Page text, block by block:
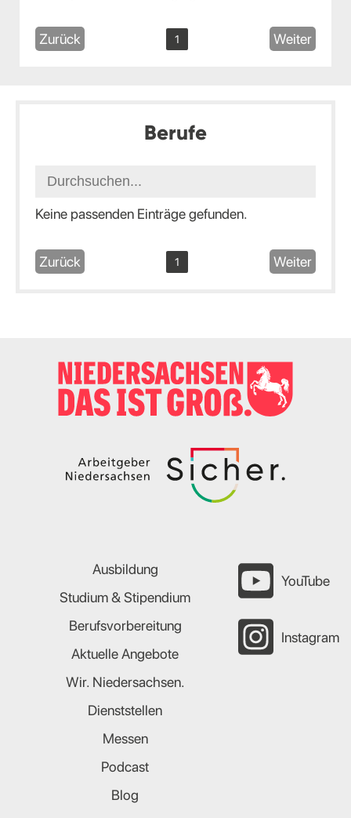
Zurück 1 Weiter
Berufe
Keine passenden Einträge gefunden.
Zurück 1 Weiter
Ausbildung
Studium & Stipendium
Berufsvorbereitung
Aktuelle Angebote
Wir. Niedersachsen.
Dienststellen
Messen
Podcast
Blog
YouTube
Instagram